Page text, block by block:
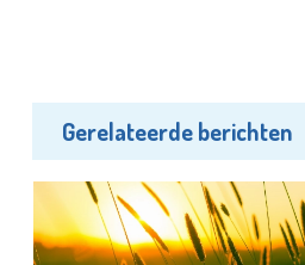
Gerelateerde berichten